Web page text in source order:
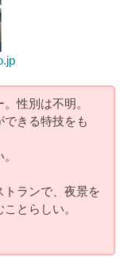
性別は不明。
きる特技をも
トランで、夜景を
とらしい。